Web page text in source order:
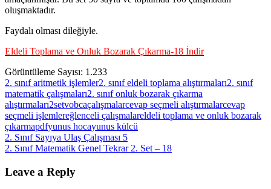
oluşmaktadır.
Faydalı olması dileğiyle.
Eldeli Toplama ve Onluk Bozarak Çıkarma-18 İndir
Görüntüleme Sayısı: 1.233
2. sınıf aritmetik işlemler2. sınıf eldeli toplama alıştırmaları2. sınıf
matematik çalışmaları2. sınıf onluk bozarak çıkarma
alıştırmaları2setvobcaçalışmalarcevap seçmeli alıştırmalarcevap
seçmeli işlemlereğlenceli çalışmalareldeli toplama ve onluk bozarak
çıkarmapdfyunus hocayunus külcü
Yazı
gezinmesi
Previous
Post:
2. Sınıf Sayıya Ulaş Çalışması 5
Next
2. Sınıf Matematik Genel Tekrar 2. Set – 18
Leave a Reply